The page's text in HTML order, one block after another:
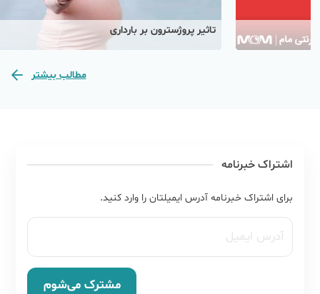
تاثیر پروژسترون بر بارداری
مطالب بیشتر
اشتراک خبرنامه
برای اشتراک خبرنامه آدرس ایمیلتان را وارد کنید.
مشترک می‌شوم